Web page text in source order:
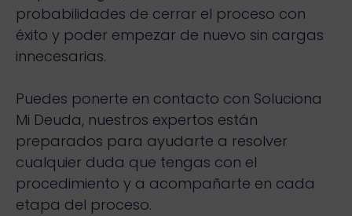
probabilidades de cerrar el proceso con
éxito y poder empezar de nuevo sin cargas
innecesarias.
Puedes ponerte en contacto con Soluciona
Mi Deuda, nuestros expertos están
preparados para ayudarte a resolver
cualquier duda que tengas con el
procedimiento y a acompañarte en cada
etapa del proceso.